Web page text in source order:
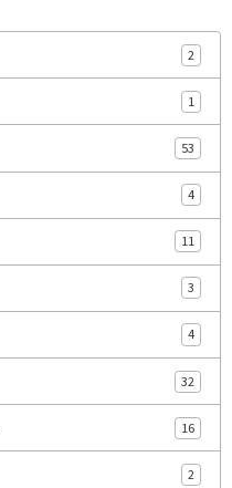
2
1
53
4
11
3
4
32
16
2